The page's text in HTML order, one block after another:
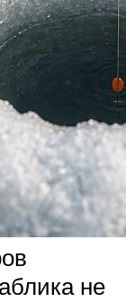
не